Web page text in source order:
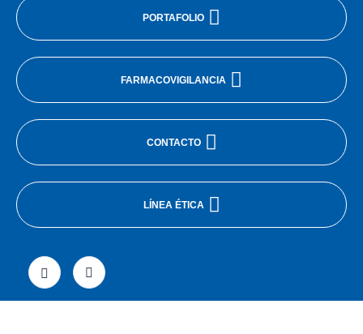
PORTAFOLIO
FARMACOVIGILANCIA
CONTACTO
LÍNEA ÉTICA